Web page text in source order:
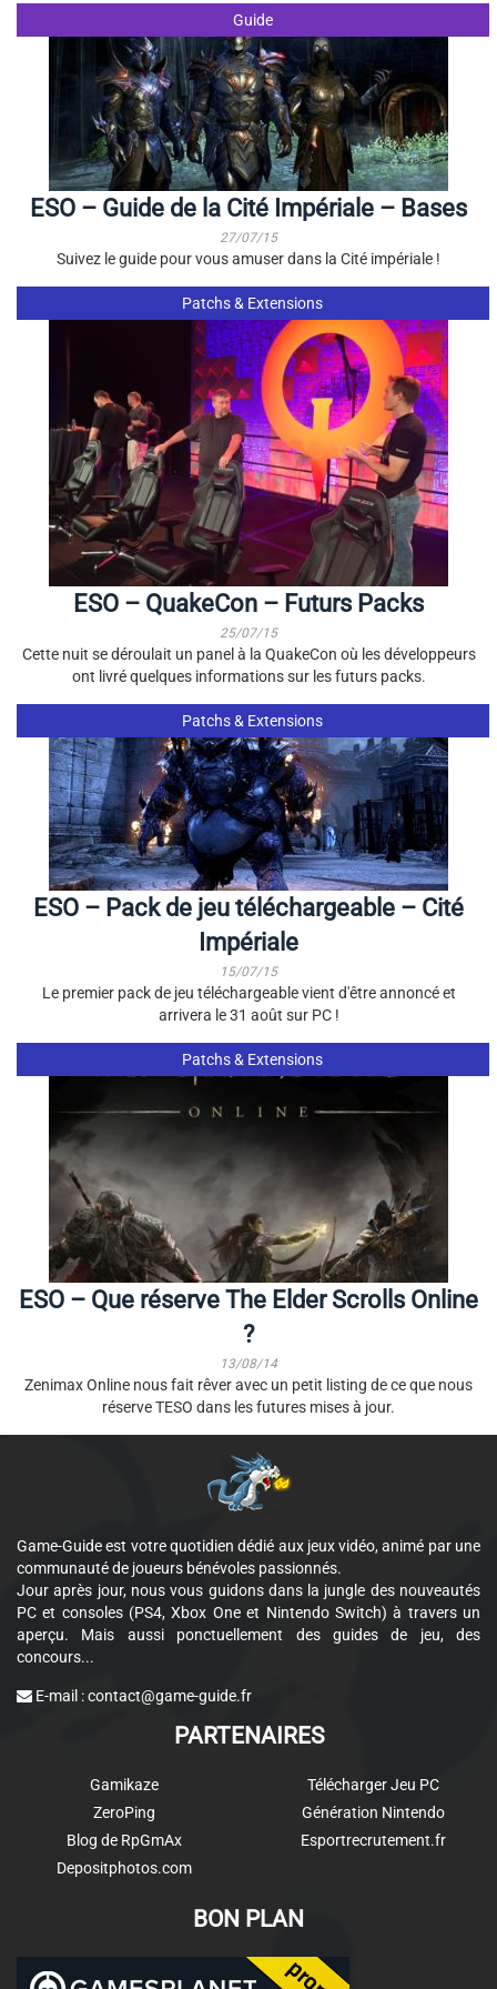
Guide
ESO – Guide de la Cité Impériale – Bases
27/07/15
Suivez le guide pour vous amuser dans la Cité impériale !
Patchs & Extensions
ESO – QuakeCon – Futurs Packs
25/07/15
Cette nuit se déroulait un panel à la QuakeCon où les développeurs
ont livré quelques informations sur les futurs packs.
Patchs & Extensions
ESO – Pack de jeu téléchargeable – Cité
Impériale
15/07/15
Le premier pack de jeu téléchargeable vient d'être annoncé et
arrivera le 31 août sur PC !
Patchs & Extensions
ESO – Que réserve The Elder Scrolls Online
?
13/08/14
Zenimax Online nous fait rêver avec un petit listing de ce que nous
réserve TESO dans les futures mises à jour.
Game-Guide est votre quotidien dédié aux jeux vidéo, animé par une
communauté de joueurs bénévoles passionnés.
Jour après jour, nous vous guidons dans la jungle des nouveautés
PC et consoles (PS4, Xbox One et Nintendo Switch) à travers un
aperçu. Mais aussi ponctuellement des guides de jeu, des
concours...
E-mail :contact@game-guide.fr
PARTENAIRES
Gamikaze
ZeroPing
Blog de RpGmAx
Depositphotos.com
Télécharger Jeu PC
Génération Nintendo
Esportrecrutement.fr
BON PLAN